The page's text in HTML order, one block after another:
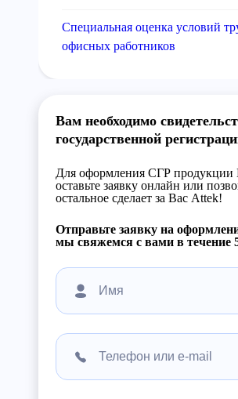
Специальная оценка условий
офисных работников
Вам необходимо
государственной
Для оформления СГР
оставьте заявку онлайн или
остальное сделает за Вас Attek!
Отправьте заявку на
мы свяжемся с вами в течение